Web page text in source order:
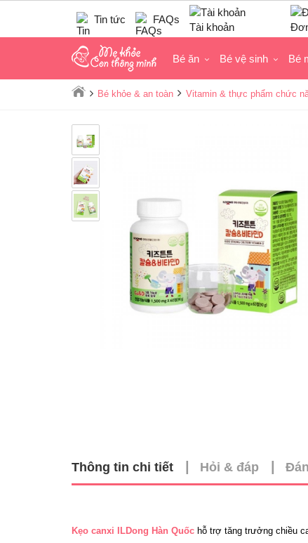
Tin tức FAQs
Tài khoản
Bé ăn Bé vệ sinh Bé
Bé khỏe & an toàn Vitamin & thực phẩm chức
Thông tin chi tiết Hỏi & đáp
Kẹo canxi ILDong Hàn Quốc hỗ trợ tăng trưởng chiều